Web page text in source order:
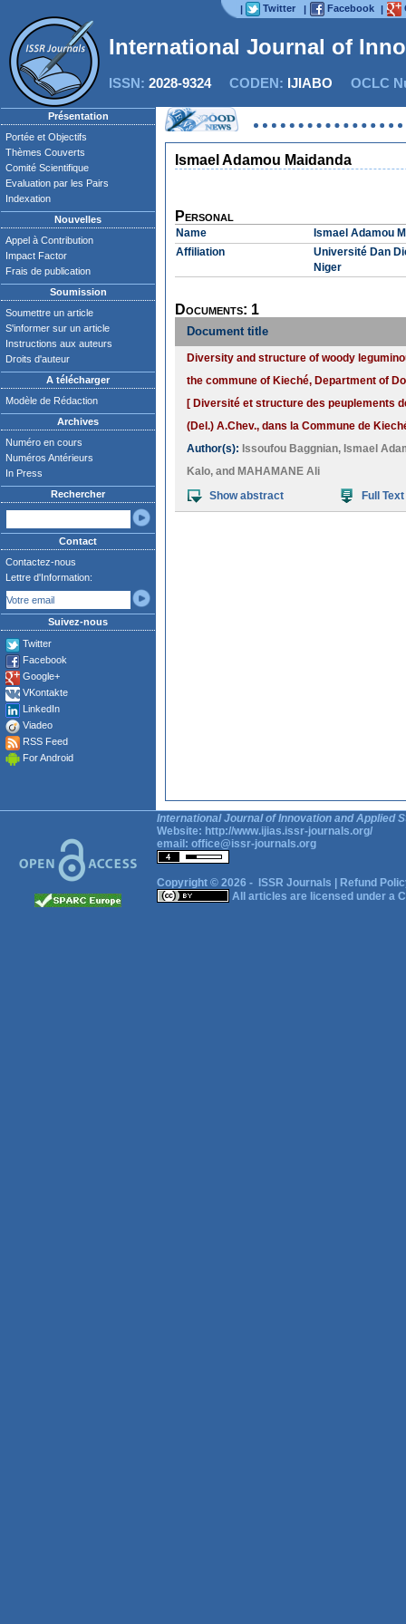
| Twitter | Facebook |
International Journal of
ISSN: 2028-9324CODEN: IJIABO OCLC
Présentation
Portée et Objectifs
Thèmes Couverts
Comité Scientifique
Evaluation par les Pairs
Indexation
Nouvelles
Appel à Contribution
Impact Factor
Frais de publication
Soumission
Soumettre un article
S'informer sur un article
Instructions aux auteurs
Droits d'auteur
A télécharger
Modèle de Rédaction
Archives
Numéro en cours
Numéros Antérieurs
In Press
Rechercher
Contact
Contactez-nous
Lettre d'Information:
Suivez-nous
Twitter
Facebook
Google+
VKontakte
LinkedIn
Viadeo
RSS Feed
For Android
Ismael Adamou Maidanda
Personal
Name
Ismael Adamou
Affiliation
Université Dan
Niger
Documents: 1
Document title
Diversity and structure of woody
the commune of Kieché, Department of
[ Diversité et structure des peuplements
(Del.) A.Chev., dans la Commune de
Author(s): Issoufou Baggnian, Ismael
Kalo, and MAHAMANE Ali
Show abstract
Full Text
International Journal of Innovation and Applied
Website: http://www.ijias.issr-journals.org/
email: office@issr-journals.org
Copyright © 2026 - ISSR Journals
Refund
All articles are licensed under a